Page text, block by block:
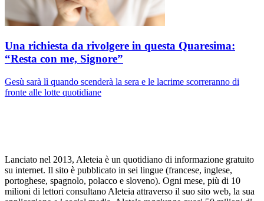
Una richiesta da rivolgere in questa Quaresima:
“Resta con me, Signore”
Gesù sarà lì quando scenderà la sera e le lacrime scorreranno di
fronte alle lotte quotidiane
Lanciato nel 2013, Aleteia è un quotidiano di informazione gratuito
su internet. Il sito è pubblicato in sei lingue (francese, inglese,
portoghese, spagnolo, polacco e sloveno). Ogni mese, più di 10
milioni di lettori consultano Aleteia attraverso il suo sito web, la sua